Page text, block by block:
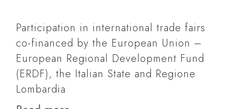
Participation in international trade fairs
co-financed by the European Union –
European Regional Development Fund
(ERDF), the Italian State and Regione
Lombardia